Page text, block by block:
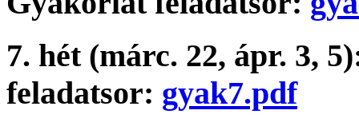
7. hét (márc. 22, ápr. 3,
feladatsor: gyak7.pdf